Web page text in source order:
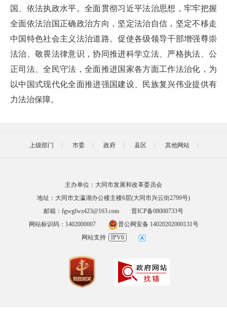
国、依法执政水平。全面贯彻习近平法治思想，牢牢把握
全面依法治国正确政治方向，坚定法治自信，坚定不移走
中国特色社会主义法治道路。促使各级领导干部增强尊崇
法治、敬畏法律意识，协同推进科学立法、严格执法、公
正司法、全民守法，全面推进国家各方面工作法治化，为
以中国式现代化全面推进强国建设、民族复兴伟业提供有
力法治保障。
上级部门 市委 政府 县区 其他网站
主办单位：大同市发展和改革委员会
地址：大同市文瀛湖办公楼主楼6层(大同市兴云街2799号)
邮箱：fgwgfwz423@163.com
晋ICP备08000733号
网站标识码：1402000007
晋公网安备 14020202000131号
网站支持
IPV6